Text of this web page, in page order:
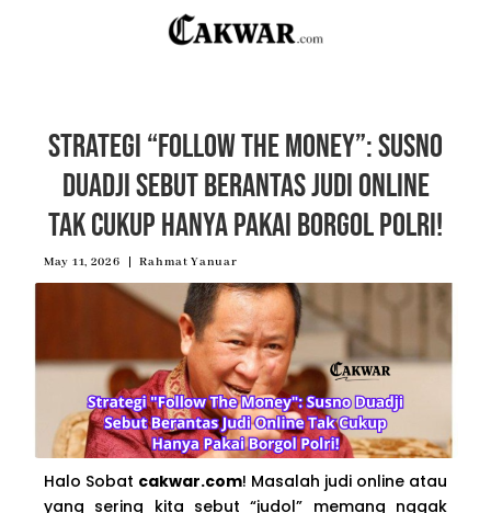
Strategi “Follow The Money”: Susno
Duadji Sebut Berantas Judi Online
Tak Cukup Hanya Pakai Borgol Polri!
May 11, 2026 Rahmat Yanuar
Halo Sobat cakwar.com! Masalah judi online atau
yang sering kita sebut “judol” memang nggak